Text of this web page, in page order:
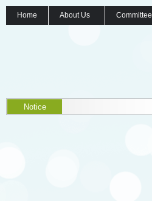
Home About Us Committee
Notice